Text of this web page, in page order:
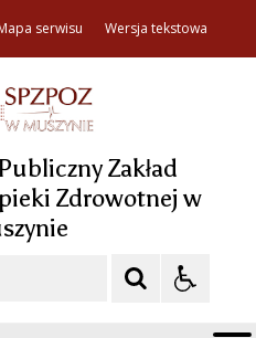
serwisu Wersja tekstowa
Zakład
Zdrowotnej w